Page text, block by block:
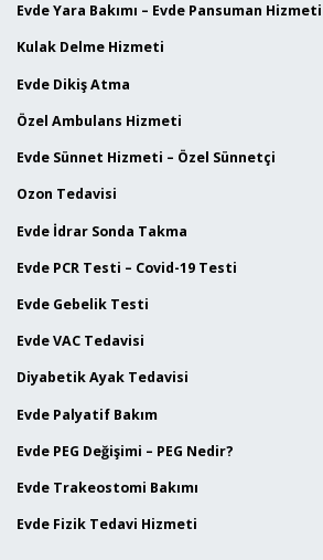
Evde Yara Bakımı – Evde Pansuman Hizmeti
Kulak Delme Hizmeti
Evde Dikiş Atma
Özel Ambulans Hizmeti
Evde Sünnet Hizmeti – Özel Sünnetçi
Ozon Tedavisi
Evde İdrar Sonda Takma
Evde PCR Testi – Covid-19 Testi
Evde Gebelik Testi
Evde VAC Tedavisi
Diyabetik Ayak Tedavisi
Evde Palyatif Bakım
Evde PEG Değişimi – PEG Nedir?
Evde Trakeostomi Bakımı
Evde Fizik Tedavi Hizmeti